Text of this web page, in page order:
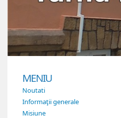
MENIU
Noutati
Informaţii generale
Misiune